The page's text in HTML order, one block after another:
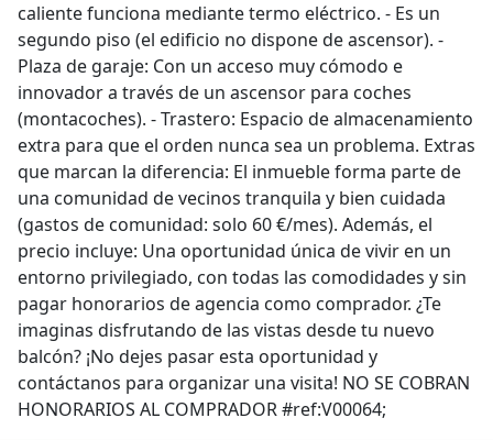
caliente funciona mediante termo eléctrico. - Es un
segundo piso (el edificio no dispone de ascensor). -
Plaza de garaje: Con un acceso muy cómodo e
innovador a través de un ascensor para coches
(montacoches). - Trastero: Espacio de almacenamiento
extra para que el orden nunca sea un problema. Extras
que marcan la diferencia: El inmueble forma parte de
una comunidad de vecinos tranquila y bien cuidada
(gastos de comunidad: solo 60 €/mes). Además, el
precio incluye: Una oportunidad única de vivir en un
entorno privilegiado, con todas las comodidades y sin
pagar honorarios de agencia como comprador. ¿Te
imaginas disfrutando de las vistas desde tu nuevo
balcón? ¡No dejes pasar esta oportunidad y
contáctanos para organizar una visita! NO SE COBRAN
HONORARIOS AL COMPRADOR #ref:V00064;